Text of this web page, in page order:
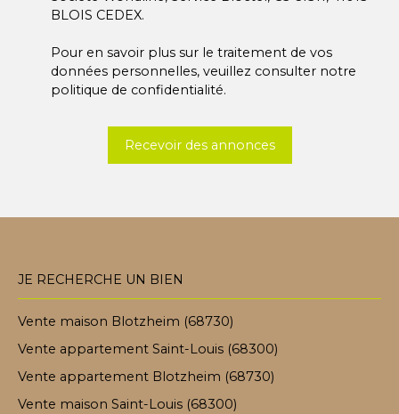
BLOIS CEDEX.
Pour en savoir plus sur le traitement de vos
données personnelles, veuillez consulter notre
politique de confidentialité.
Recevoir des annonces
JE RECHERCHE UN BIEN
Vente maison Blotzheim (68730)
Vente appartement Saint-Louis (68300)
Vente appartement Blotzheim (68730)
Vente maison Saint-Louis (68300)